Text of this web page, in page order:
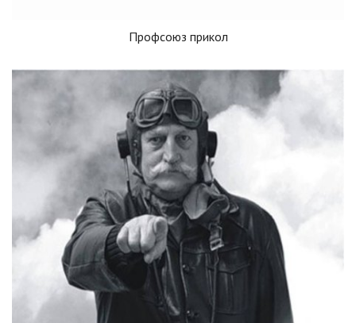
Профсоюз прикол